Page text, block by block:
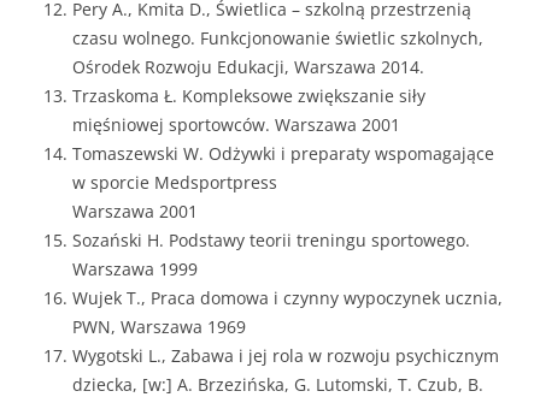
Pery A., Kmita D., Świetlica – szkolną przestrzenią
czasu wolnego. Funkcjonowanie świetlic szkolnych,
Ośrodek Rozwoju Edukacji, Warszawa 2014.
Trzaskoma Ł. Kompleksowe zwiększanie siły
mięśniowej sportowców. Warszawa 2001
Tomaszewski W. Odżywki i preparaty wspomagające
w sporcie Medsportpress
Warszawa 2001
Sozański H. Podstawy teorii treningu sportowego.
Warszawa 1999
Wujek T., Praca domowa i czynny wypoczynek ucznia,
PWN, Warszawa 1969
Wygotski L., Zabawa i jej rola w rozwoju psychicznym
dziecka, [w:] A. Brzezińska, G. Lutomski, T. Czub, B.